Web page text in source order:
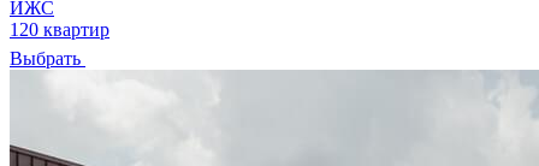
ИЖС
120 квартир
Выбрать